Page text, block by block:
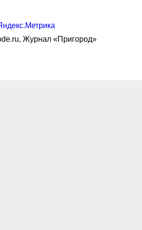
Журнал «Пригород»